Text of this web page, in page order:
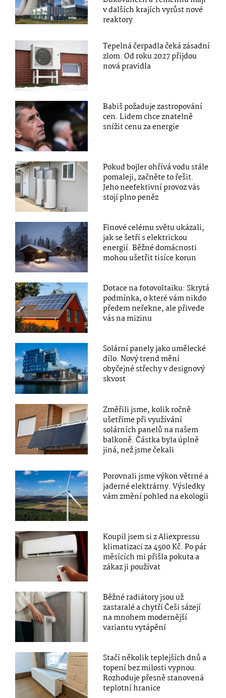
v dalších krajích vyrůst nové
reaktory
Tepelná čerpadla čeká zásadní
zlom. Od roku 2027 přijdou
nová pravidla
Babiš požaduje zastropování
cen. Lidem chce znatelně
snížit cenu za energie
Pokud bojler ohřívá vodu stále
pomaleji, začněte to řešit.
Jeho neefektivní provoz vás
stojí plno peněz
Finové celému světu ukázali,
jak se šetří s elektrickou
energií. Běžné domácnosti
mohou ušetřit tisíce korun
Dotace na fotovoltaiku: Skrytá
podmínka, o které vám nikdo
předem neřekne, ale přivede
vás na mizinu
Solární panely jako umělecké
dílo. Nový trend mění
obyčejné střechy v designový
skvost
Změřili jsme, kolik ročně
ušetříme při využívání
solárních panelů na našem
balkoně. Částka byla úplně
jiná, než jsme čekali
Porovnali jsme výkon větrné a
jaderné elektrárny. Výsledky
vám změní pohled na ekologii
Koupil jsem si z Aliexpressu
klimatizaci za 4500 Kč. Po pár
měsících mi přišla pokuta a
zákaz ji používat
Běžné radiátory jsou už
zastaralé a chytří Češi sázejí
na mnohem modernější
variantu vytápění
Stačí několik teplejších dnů a
topení bez milosti vypnou.
Rozhoduje přesně stanovená
teplotní hranice